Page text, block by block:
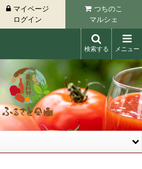
マイページ
ログイン
つちのこ
マルシェ
検索する メニュー